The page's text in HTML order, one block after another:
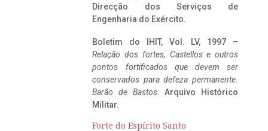
Direcção dos Serviços de
Engenharia do Exército.
Boletim do IHIT, Vol. LV, 1997 –
Relação dos fortes, Castellos e outros
pontos fortificados que devem ser
conservados para defeza permanente.
Barão de Bastos. Arquivo Histórico
Militar.
Forte do Espírito Santo